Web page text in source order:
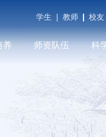
学生 教师 校友
养
业教育
师资队伍
人才招聘
科
学术期
科研成果